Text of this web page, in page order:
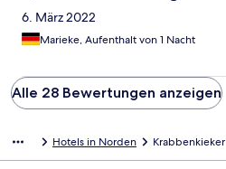
6. März 2022
Marieke, Aufenthalt von 1 Nacht
Alle 28 Bewertungen anzeigen
Hotels in Norden Krabbenkieker